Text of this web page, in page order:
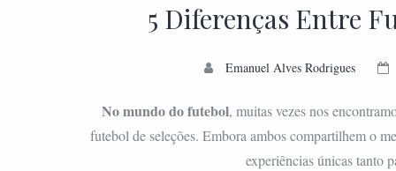
5 Diferenças Entre
Emanuel Alves Rodrigues
No mundo do futebol, muitas vezes nos
futebol de seleções. Embora ambos compartilhem o
experiências únicas tanto